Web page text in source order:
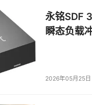
永铭SDF
瞬态负载
2026年05月25